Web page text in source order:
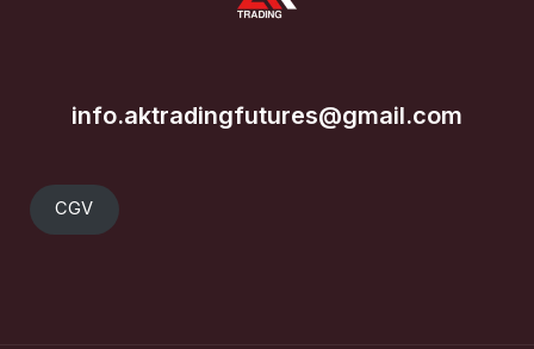
info.aktradingfutures@gmail.com
CGV